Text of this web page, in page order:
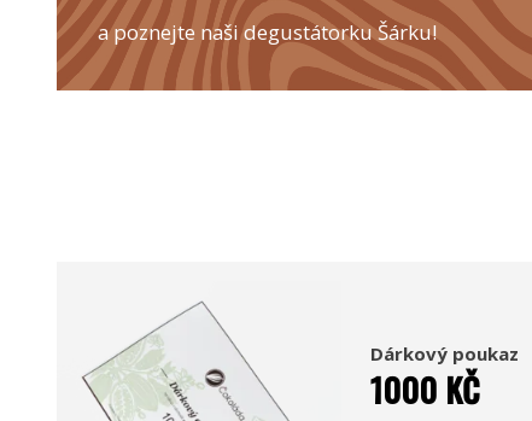
a poznejte naši degustátorku Šárku!
Dárkový poukaz
1000 KČ